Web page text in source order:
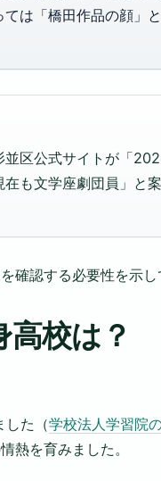
は「橋田作品の顔」
区公式サイトが「
も文学座劇団員」と案
確認する必要性を示し
校は？
した（学校法人学習院
熱を育みました。